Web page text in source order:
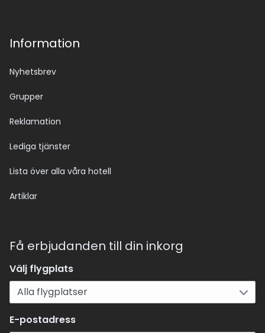
Information
Nyhetsbrev
Grupper
Reklamation
Lediga tjänster
Lista över alla våra hotell
Artiklar
Få erbjudanden till din inkorg
Välj flygplats
E-postadress